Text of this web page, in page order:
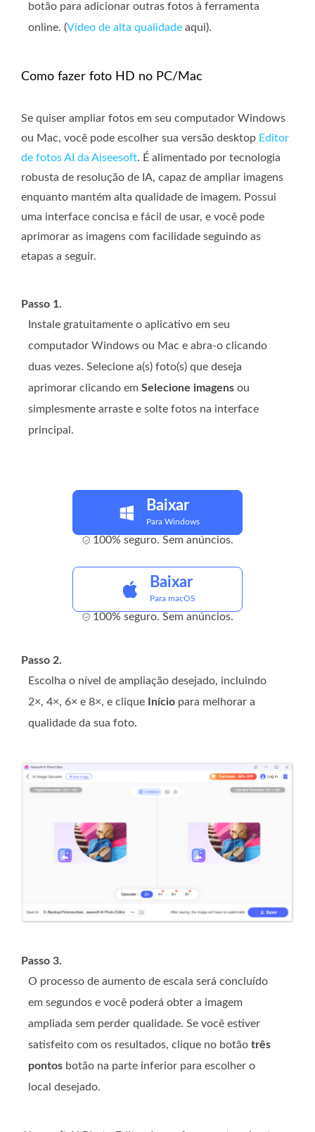
botão para adicionar outras fotos à ferramenta
online. (Vídeo de alta qualidade aqui).
Como fazer foto HD no PC/Mac
Se quiser ampliar fotos em seu computador Windows
ou Mac, você pode escolher sua versão desktop Editor
de fotos AI da Aiseesoft. É alimentado por tecnologia
robusta de resolução de IA, capaz de ampliar imagens
enquanto mantém alta qualidade de imagem. Possui
uma interface concisa e fácil de usar, e você pode
aprimorar as imagens com facilidade seguindo as
etapas a seguir.
Passo 1.
Instale gratuitamente o aplicativo em seu
computador Windows ou Mac e abra-o clicando
duas vezes. Selecione a(s) foto(s) que deseja
aprimorar clicando em Selecione imagens ou
simplesmente arraste e solte fotos na interface
principal.
Baixar
Para Windows
100% seguro. Sem anúncios.
Baixar
Para macOS
100% seguro. Sem anúncios.
Passo 2.
Escolha o nível de ampliação desejado, incluindo
2×, 4×, 6× e 8×, e clique
Início para melhorar a
qualidade da sua foto.
Passo 3.
O processo de aumento de escala será concluído
em segundos e você poderá obter a imagem
ampliada sem perder qualidade. Se você estiver
satisfeito com os resultados, clique no botão três
pontos botão na parte inferior para escolher o
local desejado.